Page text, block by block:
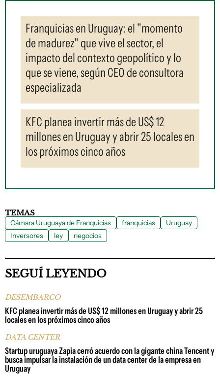
Franquicias en Uruguay: el "momento
de madurez" que vive el sector, el
impacto del contexto geopolítico y lo
que se viene, según CEO de consultora
especializada
KFC planea invertir más de US$ 12
millones en Uruguay y abrir 25 locales en
los próximos cinco años
TEMAS
Cámara Uruguaya de Franquicias franquicias
Uruguay
Inversores
ley negocios
SEGUÍ LEYENDO
DESEMBARCO
KFC planea invertir más de US$ 12 millones en Uruguay y abrir 25
locales en los próximos cinco años
DATA CENTER
Startup uruguaya Zapia cerró acuerdo con la gigante china Tencent y
busca impulsar la instalación de un data center de la empresa en
Uruguay